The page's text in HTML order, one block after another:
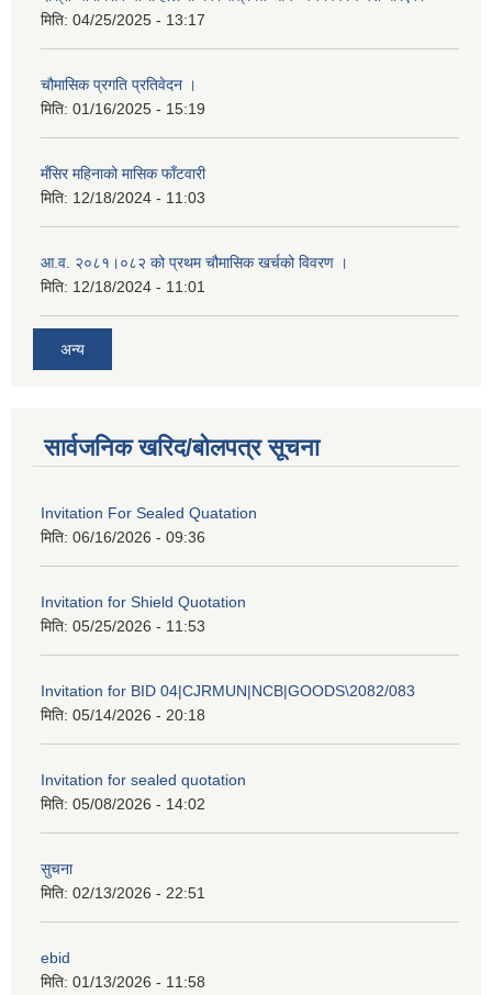
मिति: 04/25/2025 - 13:17
चौमासिक प्रगति प्रतिवेदन ।
मिति: 01/16/2025 - 15:19
मँसिर महिनाको मासिक फाँटवारी
मिति: 12/18/2024 - 11:03
आ.व. २०८१।०८२ को प्रथम चौमासिक खर्चको विवरण ।
मिति: 12/18/2024 - 11:01
अन्य
सार्वजनिक खरिद/बोलपत्र सूचना
Invitation For Sealed Quatation
मिति: 06/16/2026 - 09:36
Invitation for Shield Quotation
मिति: 05/25/2026 - 11:53
Invitation for BID 04|CJRMUN|NCB|GOODS\2082/083
मिति: 05/14/2026 - 20:18
Invitation for sealed quotation
मिति: 05/08/2026 - 14:02
सुचना
मिति: 02/13/2026 - 22:51
ebid
मिति: 01/13/2026 - 11:58